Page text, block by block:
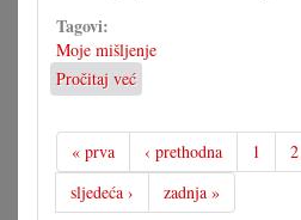
Tagovi:
Moje mišljenje
Pročitaj već
Svaki
će
svoju
paru
čižam
« prva ‹ prethodna 1 2
sljedeća ›
zadnja »